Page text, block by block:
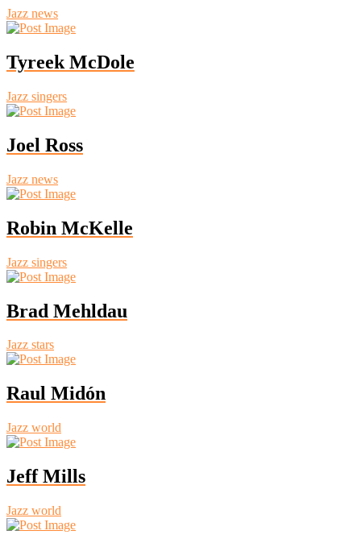
Jazz news
Tyreek McDole
Jazz singers
Joel Ross
Jazz news
Robin McKelle
Jazz singers
Brad Mehldau
Jazz stars
Raul Midón
Jazz world
Jeff Mills
Jazz world